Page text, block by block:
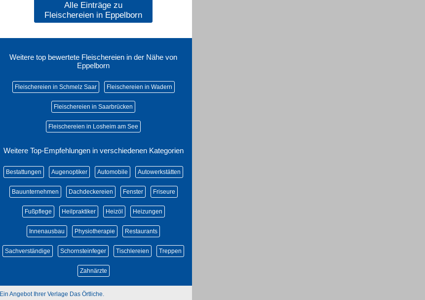
Alle Einträge zu
Fleischereien in Eppelborn
Weitere top bewertete Fleischereien in der Nähe von
Eppelborn
Fleischereien in Schmelz Saar Fleischereien in Wadern
Fleischereien in Saarbrücken
Fleischereien in Losheim am See
Weitere Top-Empfehlungen in verschiedenen Kategorien
Bestattungen Augenoptiker Automobile Autowerkstätten
Bauunternehmen Dachdeckereien Fenster Friseure
Fußpflege Heilpraktiker Heizöl Heizungen
Innenausbau Physiotherapie Restaurants
Sachverständige Schornsteinfeger Tischlereien Treppen
Zahnärzte
Ein Angebot Ihrer Verlage Das Örtliche.